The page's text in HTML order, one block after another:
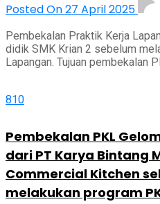
Posted On 27 April 2025
Pembekalan Praktik Kerja
didik SMK Krian 2 sebelum
Lapangan. Tujuan pembekalan
810
Pembekalan PKL
dari PT Karya Bintang
Commercial Kitchen
melakukan program